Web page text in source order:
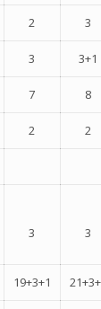
2 3
3 3+1
7 8
2 2
3 3
19+3+1